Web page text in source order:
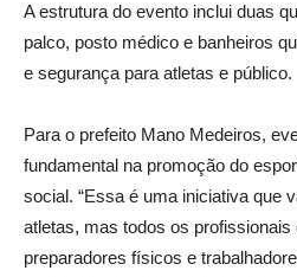
A estrutura do evento inclui duas
palco, posto médico e banheiros
e segurança para atletas e público.
Para o prefeito Mano Medeiros,
fundamental na promoção do
social. “Essa é uma iniciativa que
atletas, mas todos os
preparadores físicos e